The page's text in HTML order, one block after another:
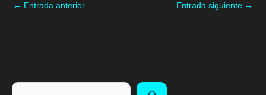
← Entrada anterior Entrada siguiente →
Buscar